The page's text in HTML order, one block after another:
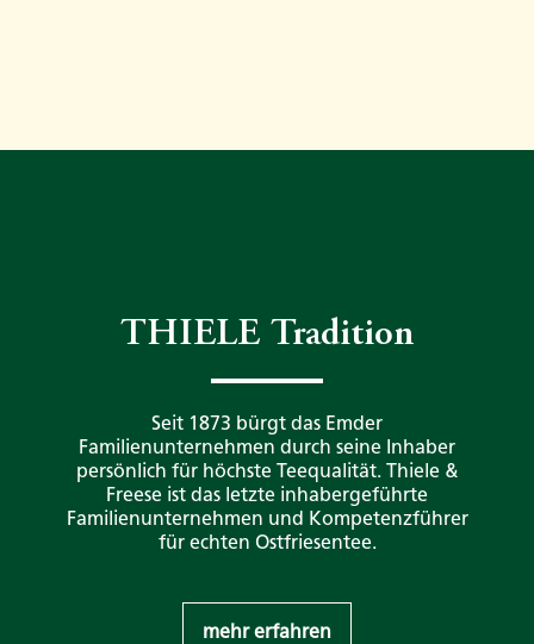
THIELE Tradition
Seit 1873 bürgt das Emder
Familienunternehmen durch seine Inhaber
persönlich für höchste Teequalität. Thiele &
Freese ist das letzte inhabergeführte
Familienunternehmen und Kompetenzführer
für echten Ostfriesentee.
mehr erfahren